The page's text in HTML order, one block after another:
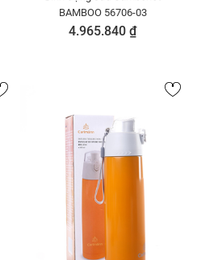
BAMBOO 56706-03
4.965.840 ₫